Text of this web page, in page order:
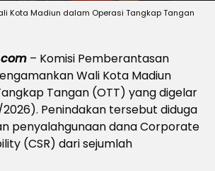
Kota Madiun dalam Operasi Tangkap Tangan
– Komisi Pemberantasan
Wali Kota Madiun
Tangan (OTT) yang digelar
2026). Penindakan tersebut diduga
penyalahgunaan dana Corporate
(CSR) dari sejumlah